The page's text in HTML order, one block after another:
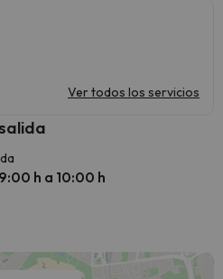
Ver todos los servicios
h a 10:00 h